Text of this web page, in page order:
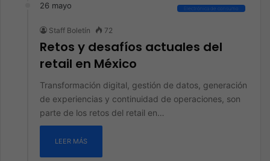
26 mayo Electrónica de consumo
Staff Boletín 72
Retos y desafíos actuales del
retail en México
Transformación digital, gestión de datos, generación
de experiencias y continuidad de operaciones, son
parte de los retos del retail en…
LEER MÁS